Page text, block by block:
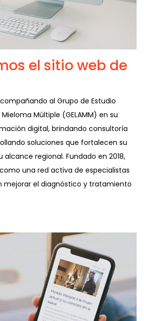
el sitio web de
al Grupo de Estudio
Múltiple (GELAMM) en su
digital, brindando consultoría
soluciones que fortalecen su
alcance regional. Fundado en 2018,
como una red activa de especialistas
el diagnóstico y tratamiento